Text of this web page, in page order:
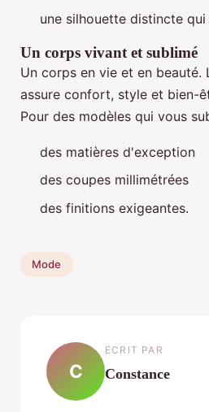
une silhouette distincte
Un corps vivant et sublimé
Un corps en vie et en beauté.
assure confort, style et bien-
Pour des modèles qui vous
des matières d'exception
des coupes millimétrées
des finitions exigeantes.
Mode
C
ECRIT PAR
Constance